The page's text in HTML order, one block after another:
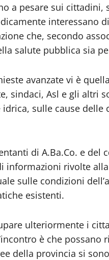
a pesare sui
interessano
che, secondo
salute pubblica sia
avanzate vi è
sindaci, Asl e gli altri
idrica, sulle cause
di A.Ba.Co. e
informazioni rivolte
sulle condizioni
esistenti.
ulteriormente i
è che
della provincia si